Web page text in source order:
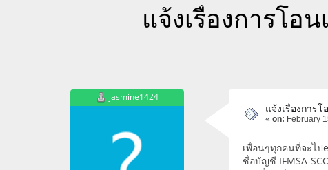
แจ้งเรื่องการโอ
jasmine1424
แจ้งเรื่องการ
« on: February
เพื่อนๆทุกคนที่จะไป
ชื่อบัญชี IFMSA-